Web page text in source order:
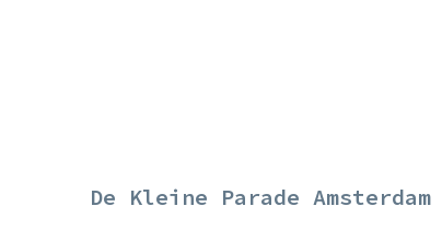
De Kleine Parade Amsterdam